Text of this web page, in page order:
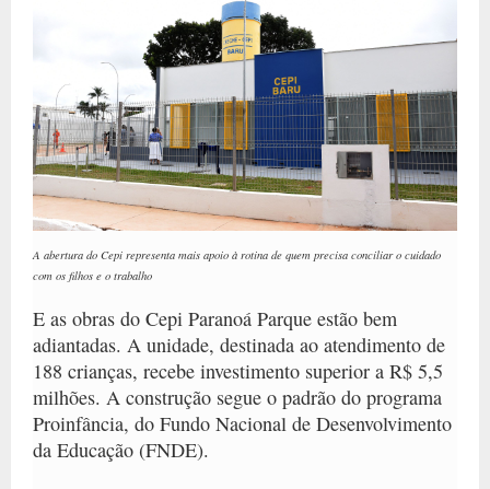
A abertura do Cepi representa mais apoio à rotina de quem precisa conciliar o cuidado
com os filhos e o trabalho
E as obras do Cepi Paranoá Parque estão bem
adiantadas. A unidade, destinada ao atendimento de
188 crianças, recebe investimento superior a R$ 5,5
milhões. A construção segue o padrão do programa
Proinfância, do Fundo Nacional de Desenvolvimento
da Educação (FNDE).